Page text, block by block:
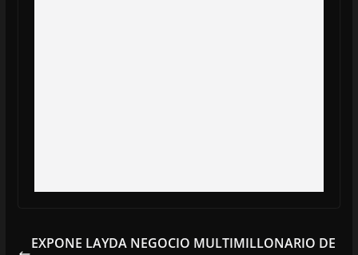
EXPONE LAYDA NEGOCIO MULTIMILLONARIO DE